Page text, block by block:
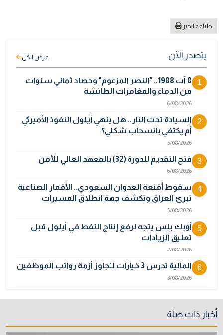
طباعة الخبر
يتصدر الآن عرض الكل
1
8 آب 1988.. "النصر المزعوم" وحصاد ثماني سنوات
من الدماء والمغامرات الطائشة
6/08/2026
2
السيادة تحت النار.. هل ينهي أيلول النفوذ الأميركي
أم يكتفي بانسحاب شكلي؟
5/08/2026
3 فتح التقديم للدورة (32) بالمعهد العالي للأمن
6/08/2026
4
سقوط أقنعة العدوان السعودي.. الأقمار الصناعية
تبرئ العراق وتكشف جهة انطلاق المسيرات
5/08/2026
5
أوبك بلس يتجه لرفع إنتاج النفط في أيلول قبل
تعليق الزيادات
2/08/2026
6 المالية تدرس 3 خيارات لتجاوز أزمة رواتب الموظفين
3/08/2026
31/07/2026
إتلاف أكثر من 106 كغم مخدرات و22 ألف قرص في
أخبار ذات صلة